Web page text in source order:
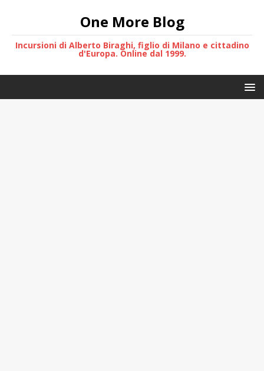
One More Blog
Incursioni di Alberto Biraghi, figlio di Milano e cittadino
d'Europa. Online dal 1999.